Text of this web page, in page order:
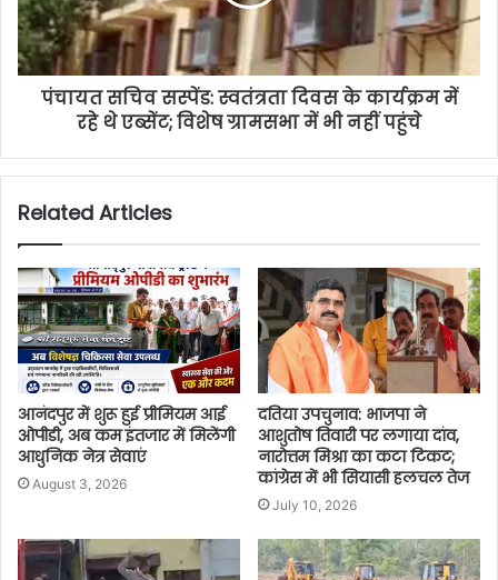
पंचायत सचिव सस्पेंड: स्वतंत्रता दिवस के कार्यक्रम में
रहे थे एब्सेंट; विशेष ग्रामसभा में भी नहीं पहुंचे
Related Articles
आनंदपुर में शुरू हुई प्रीमियम आई
ओपीडी, अब कम इंतजार में मिलेंगी
आधुनिक नेत्र सेवाएं
August 3, 2026
दतिया उपचुनाव: भाजपा ने
आशुतोष तिवारी पर लगाया दांव,
नारोत्तम मिश्रा का कटा टिकट;
कांग्रेस में भी सियासी हलचल तेज
July 10, 2026